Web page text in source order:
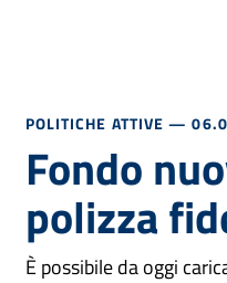
POLITICHE ATTIVE —
Fondo
polizza
È possibile da oggi